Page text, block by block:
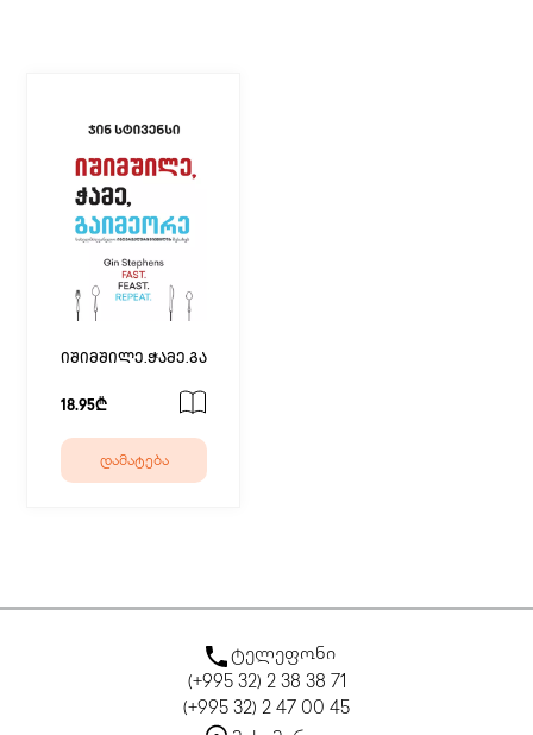
იშიმშილე.ჭამე.გაიმეორე
18.95₾
დამატება
ტელეფონი
(+995 32) 2 38 38 71
(+995 32) 2 47 00 45